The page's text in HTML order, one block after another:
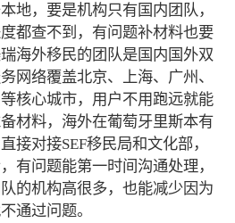
地，要是机构只有国内团队，
都查不到，有问题补材料也要
海外移民的团队是国内国外双
网络覆盖北京、上海、广州、
核心城市，用户不用跑远就能
材料，海外在葡萄牙里斯本有
接对接SEF移民局和文化部，
有问题能第一时间沟通处理，
的机构高很多，也能减少因为
通过问题。